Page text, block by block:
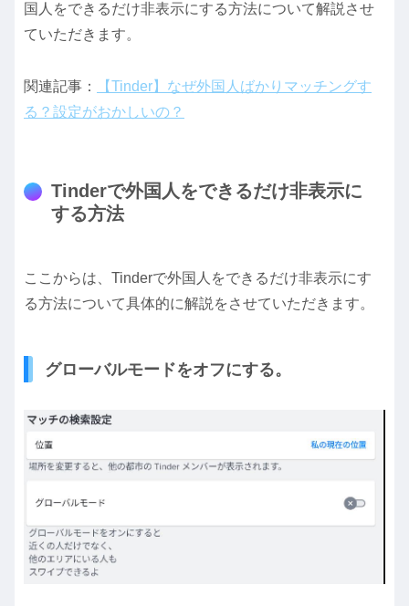
国人をできるだけ非表示にする方法について解説させ
ていただきます。
関連記事：
【Tinder】なぜ外国人ばかりマッチングす
る？設定がおかしいの？
Tinderで外国人をできるだけ非表示に
する方法
ここからは、Tinderで外国人をできるだけ非表示にす
る方法について具体的に解説をさせていただきます。
グローバルモードをオフにする。